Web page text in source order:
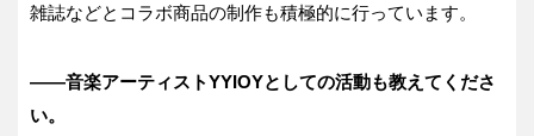
雑誌などとコラボ商品の制作も積極的に行っています。
――音楽アーティストYYIOYとしての活動も教えてくださ
い。